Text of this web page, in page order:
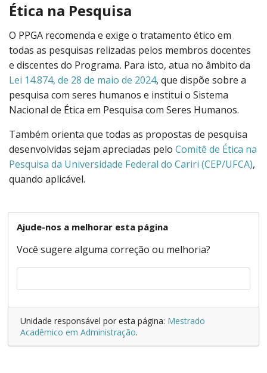
Ética na Pesquisa
O PPGA recomenda e exige o tratamento ético em
todas as pesquisas relizadas pelos membros docentes
e discentes do Programa. Para isto, atua no âmbito da
Lei 14.874, de 28 de maio de 2024, que dispõe sobre a
pesquisa com seres humanos e institui o Sistema
Nacional de Ética em Pesquisa com Seres Humanos.
Também orienta que todas as propostas de pesquisa
desenvolvidas sejam apreciadas pelo Comitê de Ética na
Pesquisa da Universidade Federal do Cariri (CEP/UFCA),
quando aplicável.
Ajude-nos a melhorar esta página
Você sugere alguma correção ou melhoria?
Unidade responsável por esta página: Mestrado
Acadêmico em Administração.